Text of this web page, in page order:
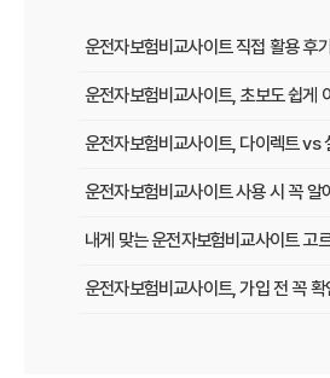
운전자보험비교사이트 직접 활용 후
운전자보험비교사이트, 초보도 쉽게
운전자보험비교사이트, 다이렉트 vs
운전자보험비교사이트 사용 시 꼭 알
내게 맞는 운전자보험비교사이트 고
운전자보험비교사이트, 가입 전 꼭